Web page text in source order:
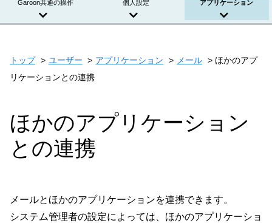
Garoon共通の操作 個人設定 アプリケーション
トップ ユーザー アプリケーション メール
ほかのアプ
リケーションとの連携
ほかのアプリケーション
との連携
メールとほかのアプリケーションを連携できます。
システム管理者の設定によっては、ほかのアプリケーショ